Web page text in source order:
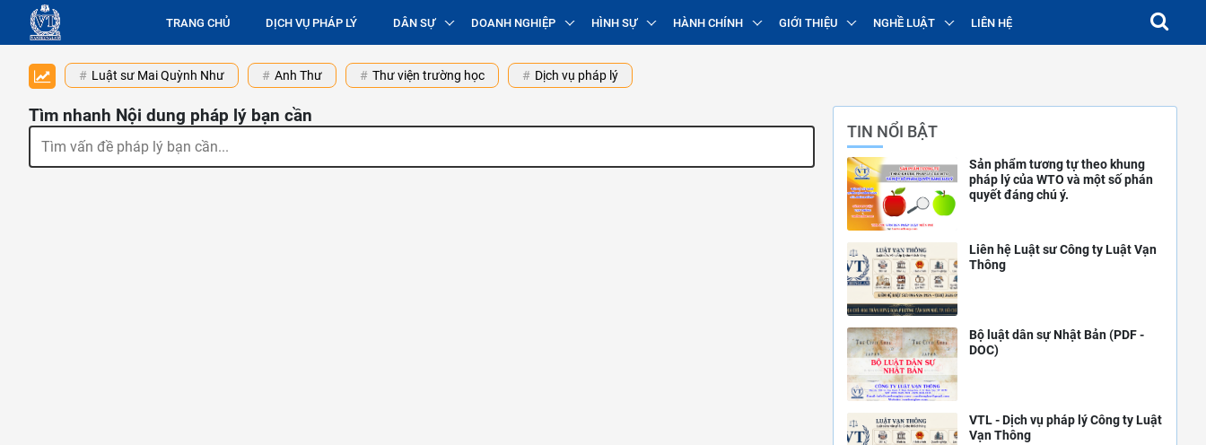
TRANG CHỦ DỊCH VỤ PHÁP LÝ DÂN SỰ DOANH NGHIỆP HÌNH SỰ HÀNH CHÍNH GIỚI THIỆU NGHỀ LUẬT LIÊN HỆ
Luật sư Mai Quỳnh Như Anh Thư Thư viện trường học Dịch vụ pháp lý
Tìm nhanh Nội dung pháp lý bạn cần
TIN NỔI BẬT
Sản phẩm tương tự theo khung
pháp lý của WTO và một số phán
quyết đáng chú ý.
Liên hệ Luật sư Công ty Luật Vạn
Thông
Bộ luật dân sự Nhật Bản (PDF -
DOC)
VTL - Dịch vụ pháp lý Công ty Luật
Vạn Thông